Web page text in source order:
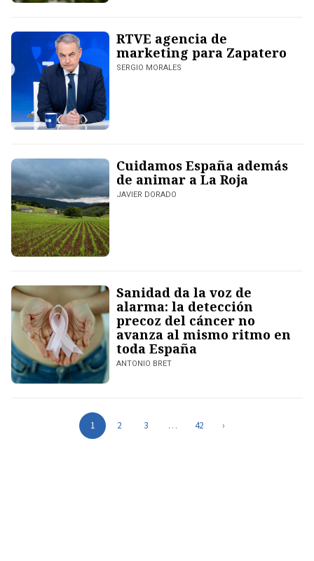
RTVE agencia de
marketing para Zapatero
SERGIO MORALES
Cuidamos España además
de animar a La Roja
JAVIER DORADO
Sanidad da la voz de
alarma: la detección
precoz del cáncer no
avanza al mismo ritmo en
toda España
ANTONIO BRET
1 2 3 … 42 ›